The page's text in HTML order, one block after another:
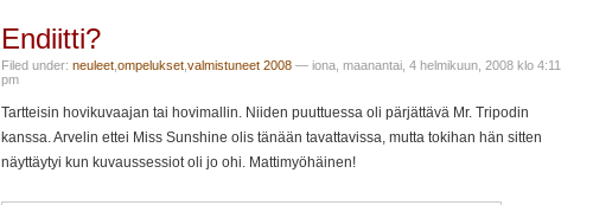
Endiitti?
Filed under: neuleet ompelukset valmistuneet 2008 — iona, maanantai, 4 helmikuun, 2008 klo 4:11
pm
Tartteisin hovikuvaajan tai hovimallin. Niiden puuttuessa oli pärjättävä Mr. Tripodin
kanssa. Arvelin ettei Miss Sunshine olis tänään tavattavissa, mutta tokihan hän sitten
näyttäytyi kun kuvaussessiot oli jo ohi. Mattimyöhäinen!